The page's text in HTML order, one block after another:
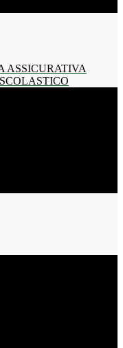
ASSICURATIVA